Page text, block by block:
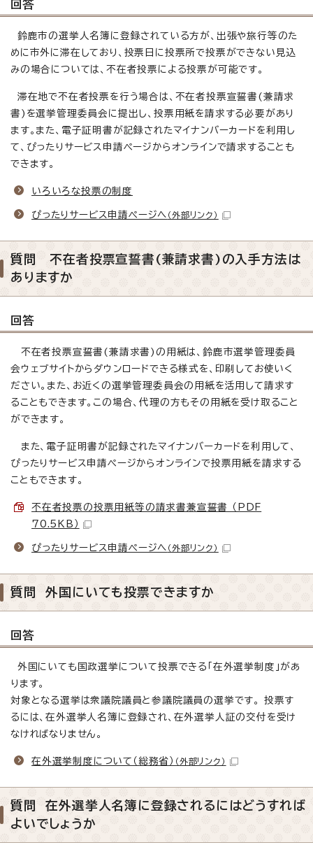
回答
鈴鹿市の選挙人名簿に登録されている方が、出張や旅行等のた
めに市外に滞在しており、投票日に投票所で投票ができない見込
みの場合については、不在者投票による投票が可能です。
滞在地で不在者投票を行う場合は、不在者投票宣誓書(兼請求
書)を選挙管理委員会に提出し、投票用紙を請求する必要があり
ます。また、電子証明書が記録されたマイナンバーカードを利用し
て、ぴったりサービス申請ページからオンラインで請求することも
できます。
いろいろな投票の制度
ぴったりサービス申請ページへ （外部リンク）
質問 不在者投票宣誓書(兼請求書)の入手方法は
ありますか
回答
不在者投票宣誓書(兼請求書)の用紙は、鈴鹿市選挙管理委員
会ウェブサイトからダウンロードできる様式を、印刷してお使いく
ださい。また、お近くの選挙管理委員会の用紙を活用して請求す
ることもできます。この場合、代理の方もその用紙を受け取ること
ができます。
また、電子証明書が記録されたマイナンバーカードを利用して、
ぴったりサービス申請ページからオンラインで投票用紙を請求する
こともできます。
不在者投票の投票用紙等の請求書兼宣誓書 （PDF
70.5KB）
ぴったりサービス申請ページへ （外部リンク）
質問 外国にいても投票できますか
回答
外国にいても国政選挙について投票できる「在外選挙制度」があ
ります。
対象となる選挙は衆議院議員と参議院議員の選挙です。 投票す
るには、在外選挙人名簿に登録され、在外選挙人証の交付を受け
なければなりません。
在外選挙制度について（総務省） （外部リンク）
質問 在外選挙人名簿に登録されるにはどうすれば
よいでしょうか